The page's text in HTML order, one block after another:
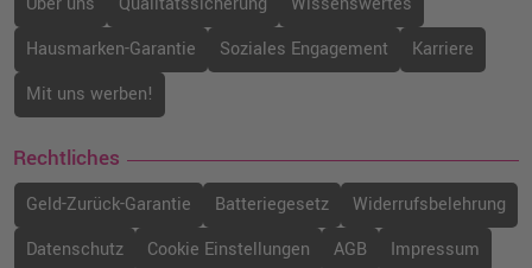
Hausmarken-Garantie
Soziales Engagement
Karriere
Mit uns werben!
Rechtliches
Geld-Zurück-Garantie Batteriegesetz
Widerrufsbelehrung
Datenschutz
Cookie Einstellungen AGB Impressum